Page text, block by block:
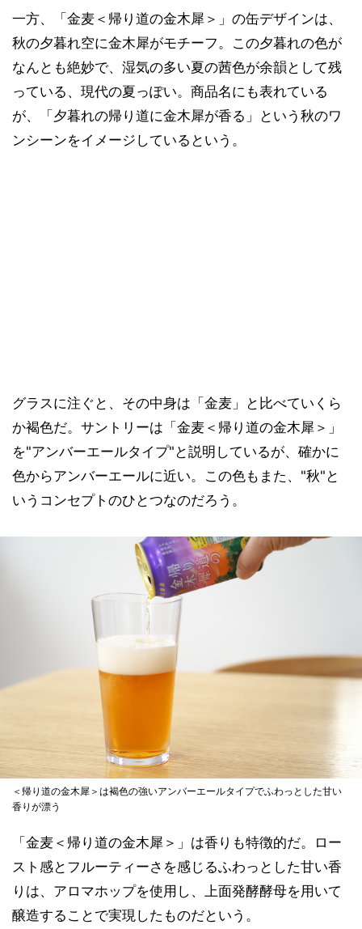
一方、「金麦＜帰り道の金木犀＞」の缶デザインは、
秋の夕暮れ空に金木犀がモチーフ。この夕暮れの色が
なんとも絶妙で、湿気の多い夏の茜色が余韻として残
っている、現代の夏っぽい。商品名にも表れている
が、「夕暮れの帰り道に金木犀が香る」という秋のワ
ンシーンをイメージしているという。
グラスに注ぐと、その中身は「金麦」と比べていくら
か褐色だ。サントリーは「金麦＜帰り道の金木犀＞」
を"アンバーエールタイプ"と説明しているが、確かに
色からアンバーエールに近い。この色もまた、"秋"と
いうコンセプトのひとつなのだろう。
＜帰り道の金木犀＞は褐色の強いアンバーエールタイプでふわっとした甘い
香りが漂う
「金麦＜帰り道の金木犀＞」は香りも特徴的だ。ロー
スト感とフルーティーさを感じるふわっとした甘い香
りは、アロマホップを使用し、上面発酵酵母を用いて
醸造することで実現したものだという。